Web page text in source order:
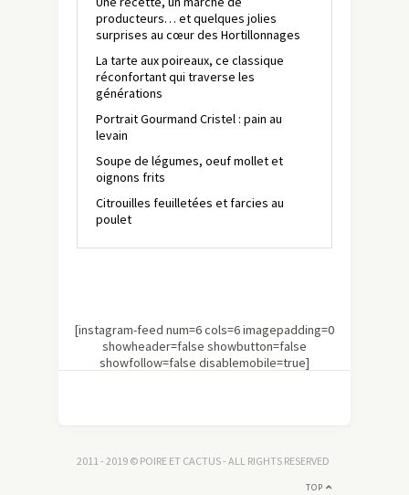
producteurs… et quelques jolies
surprises au cœur des Hortillonnages
La tarte aux poireaux, ce classique
réconfortant qui traverse les
générations
Portrait Gourmand Cristel : pain au
levain
Soupe de légumes, oeuf mollet et
oignons frits
Citrouilles feuilletées et farcies au
poulet
[instagram-feed num=6 cols=6 imagepadding=0
showheader=false showbutton=false
showfollow=false disablemobile=true]
2011 - 2019 © POIRE ET CACTUS - ALL RIGHTS RESERVED
TOP